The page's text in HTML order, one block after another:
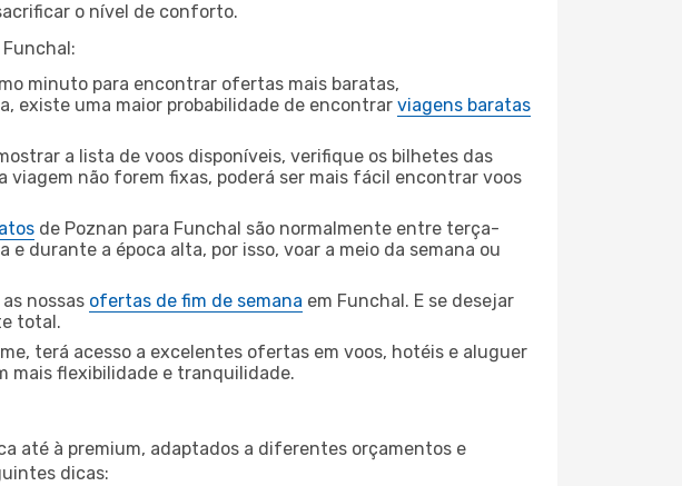
o nível de conforto.
minuto para encontrar ofertas mais baratas,
existe uma maior probabilidade de encontrar viagens baratas
a lista de voos disponíveis, verifique os bilhetes das
viagem não forem fixas, poderá ser mais fácil encontrar voos
de Poznan para Funchal são normalmente entre terça-
durante a época alta, por isso, voar a meio da semana ou
nossas ofertas de fim de semana em Funchal. E se desejar
total.
terá acesso a excelentes ofertas em voos, hotéis e aluguer
mais flexibilidade e tranquilidade.
até à premium, adaptados a diferentes orçamentos e
dicas: